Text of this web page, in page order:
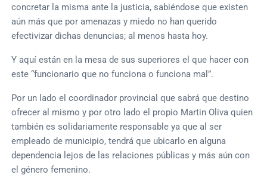
concretar la misma ante la justicia, sabiéndose que existen
aún más que por amenazas y miedo no han querido
efectivizar dichas denuncias; al menos hasta hoy.
Y aquí están en la mesa de sus superiores el que hacer con
este “funcionario que no funciona o funciona mal”.
Por un lado el coordinador provincial que sabrá que destino
ofrecer al mismo y por otro lado el propio Martin Oliva quien
también es solidariamente responsable ya que al ser
empleado de municipio, tendrá que ubicarlo en alguna
dependencia lejos de las relaciones públicas y más aún con
el género femenino.